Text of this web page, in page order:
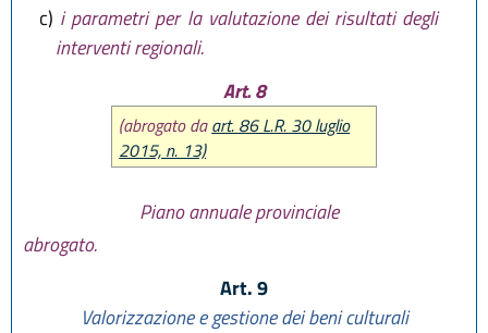
c) i parametri per la valutazione dei risultati degli
interventi regionali.
Art. 8
(abrogato daart. 86 L.R. 30 luglio
2015, n. 13)
Piano annuale provinciale
abrogato.
Art. 9
Valorizzazione e gestione dei beni culturali